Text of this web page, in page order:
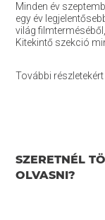
Minden év
egy év
világ
Kitekintő szekció
További
SZERETNÉL
OLVASNI?